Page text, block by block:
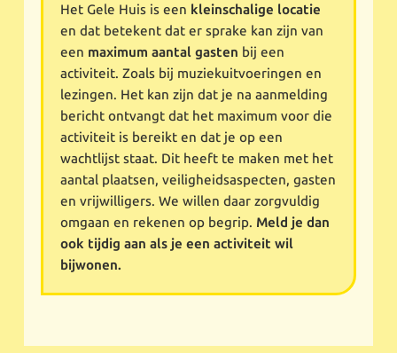
Het Gele Huis is een kleinschalige locatie
en dat betekent dat er sprake kan zijn van
een maximum aantal gasten bij een
activiteit. Zoals bij muziekuitvoeringen en
lezingen. Het kan zijn dat je na aanmelding
bericht ontvangt dat het maximum voor die
activiteit is bereikt en dat je op een
wachtlijst staat. Dit heeft te maken met het
aantal plaatsen, veiligheidsaspecten, gasten
en vrijwilligers. We willen daar zorgvuldig
omgaan en rekenen op begrip. Meld je dan
ook tijdig aan als je een activiteit wil
bijwonen.